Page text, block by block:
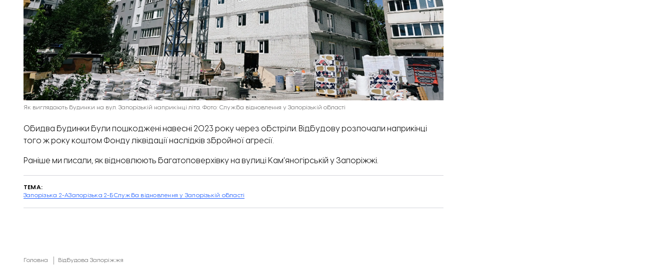
Як виглядають будинки на вул. Запорізькій наприкінці літа. Фото: Служба відновлення у Запорізькій області
Обидва будинки були пошкоджені навесні 2023 року через обстріли. Відбудову розпочали наприкінці
того ж року коштом Фонду ліквідації наслідків збройної агресії.
Раніше ми писали, як відновлюють багатоповерхівку на вулиці Кам’яногірській у Запоріжжі.
ТЕМА:
Запорізька 2-АЗапорізька 2-БСлужба відновлення у Запорізькій області
Головна Відбудова Запоріжжя